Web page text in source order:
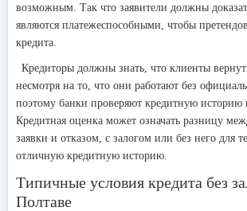
возможным. Так что заявители должны
являются платежеспособными, чтобы
кредита.
Кредиторы должны знать, что клиенты
несмотря на то, что они работают без
поэтому банки проверяют кредитную историю
Кредитная оценка может означать разницу
заявки и отказом, с залогом или без него для
отличную кредитную историю.
Типичные условия кредита без
Полтаве